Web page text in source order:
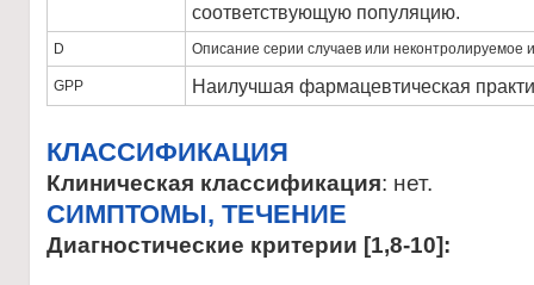
соответствующую популяцию.
D Описание серии случаев или неконтролируемое
GPP Наилучшая фармацевтическая
КЛАССИФИКАЦИЯ
Клиническая классификация: нет.
CИМПТОМЫ, ТЕЧЕНИЕ
Диагностические критерии [1,8-10]: